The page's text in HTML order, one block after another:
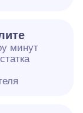
минут